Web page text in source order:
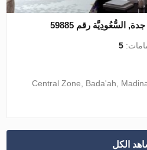
5
Central Zone, Bada'ah,
الكل